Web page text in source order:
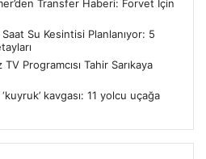
Transfer Haberi: Forvet İçin
Su Kesintisi Planlanıyor: 5
Programcısı Tahir Sarıkaya
kavgası: 11 yolcu uçağa